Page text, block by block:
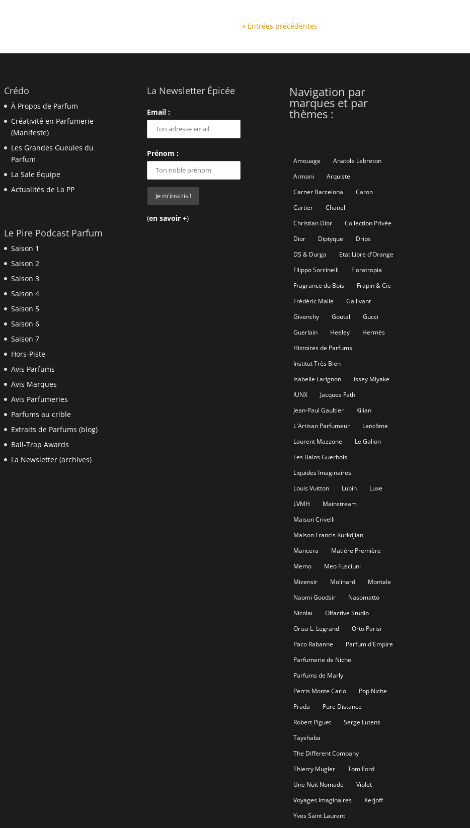
« Entrées précédentes
Crédo
À Propos de Parfum
Créativité en Parfumerie
(Manifeste)
Les Grandes Gueules du
Parfum
La Sale Équipe
Actualités de La PP
Le Pire Podcast Parfum
Saison 1
Saison 2
Saison 3
Saison 4
Saison 5
Saison 6
Saison 7
Hors-Piste
Avis Parfums
Avis Marques
Avis Parfumeries
Parfums au crible
Extraits de Parfums (blog)
Ball-Trap Awards
La Newsletter (archives)
La Newsletter Épicée
Email :
Prénom :
(en savoir +)
Navigation par
marques et par
thèmes :
Amouage
Anatole Lebreton
Armani
Arquiste
Carner Barcelona
Caron
Cartier
Chanel
Christian Dior
Collection Privée
Dior
Diptyque
Drips
DS & Durga
Etat Libre d'Orange
Filippo Sorcinelli
Floratropia
Fragrance du Bois
Frapin & Cie
Frédéric Malle
Gallivant
Givenchy
Goutal
Gucci
Guerlain
Heeley
Hermès
Histoires de Parfums
Institut Très Bien
Isabelle Larignon
Issey Miyake
IUNX
Jacques Fath
Jean-Paul Gaultier
Kilian
L'Artisan Parfumeur
Lancôme
Laurent Mazzone
Le Galion
Les Bains Guerbois
Liquides Imaginaires
Louis Vuitton
Lubin
Luxe
LVMH
Mainstream
Maison Crivelli
Maison Francis Kurkdjian
Mancera
Matière Première
Memo
Meo Fusciuni
Mizensir
Molinard
Montale
Naomi Goodsir
Nasomatto
Nicolaï
Olfactive Studio
Oriza L. Legrand
Orto Parisi
Paco Rabanne
Parfum d'Empire
Parfumerie de Niche
Parfums de Marly
Perris Monte Carlo
Pop Niche
Prada
Pure Distance
Robert Piguet
Serge Lutens
Tayshaba
The Different Company
Thierry Mugler
Tom Ford
Une Nuit Nomade
Violet
Voyages Imaginaires
Xerjoff
Yves Saint Laurent